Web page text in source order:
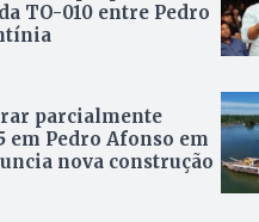
TO-010 entre Pedro
parcialmente
em Pedro Afonso em
nova construção